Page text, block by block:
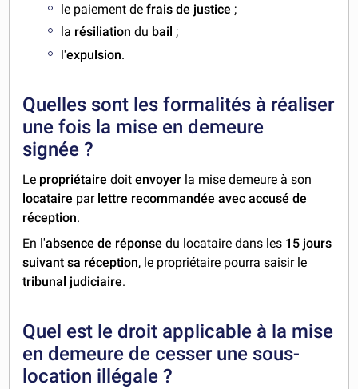
le paiement defrais de justice ;
la résiliation du bail ;
l'expulsion.
Quelles sont les formalités à réaliser
une fois la mise en demeure
signée ?
Le propriétairedoit envoyer la mise demeure à son
locataire par lettre recommandée avec accusé de
réception.
En l'absence de réponsedu locataire dans les 15 jours
suivant sa réception, le propriétaire pourra saisir le
tribunal judiciaire.
Quel est le droit applicable à la mise
en demeure de cesser une sous-
location illégale ?